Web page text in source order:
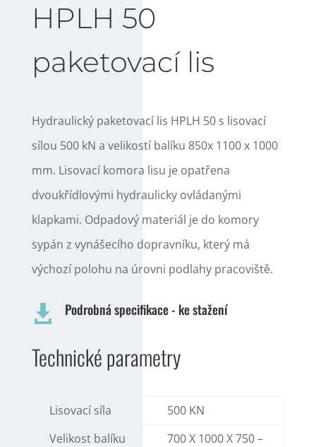
HPLH 50
paketovací lis
Hydraulický paketovací lis HPLH 50 s lisovací
sílou 500 kN a velikostí balíku 850x 1100 x 1000
mm. Lisovací komora lisu je opatřena
dvoukřídlovými hydraulicky ovládanými
klapkami. Odpadový materiál je do komory
sypán z vynášecího dopravníku, který má
výchozí polohu na úrovni podlahy pracoviště.
 Podrobná specifikace - ke stažení
Technické parametry
Lisovací síla
500 KN
Velikost balíku
700 X 1000 X 750 –